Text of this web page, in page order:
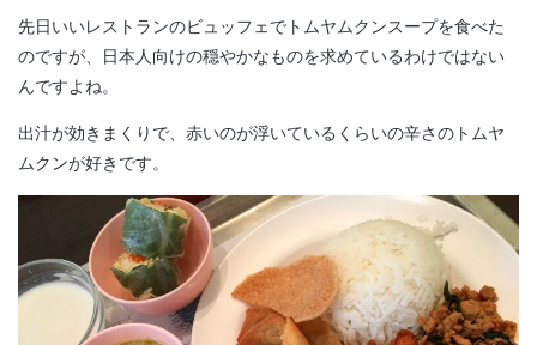
先日いいレストランのビュッフェでトムヤムクンスープを食べた
のですが、日本人向けの穏やかなものを求めているわけではない
んですよね。
出汁が効きまくりで、赤いのが浮いているくらいの辛さのトムヤ
ムクンが好きです。